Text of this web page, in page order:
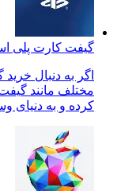
گیفت کارت پلی
مختلف مانند
کرده و به دنیای